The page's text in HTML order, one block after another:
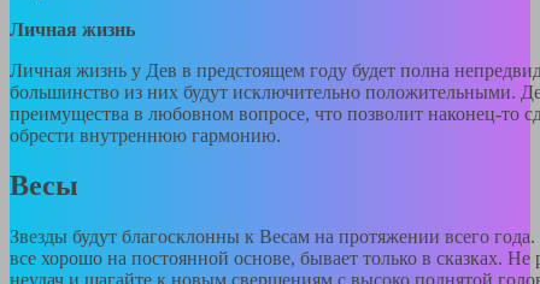
Личная жизнь
Личная жизнь у Дев в предстоящем году будет полна
большинство из них будут исключительно положительными.
преимущества в любовном вопросе, что позволит наконец-то
обрести внутреннюю гармонию.
Весы
Звезды будут благосклонны к Весам на протяжении всего
все хорошо на постоянной основе, бывает только в сказках. Не